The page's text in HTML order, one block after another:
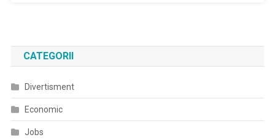
CATEGORII
Divertisment
Economic
Jobs